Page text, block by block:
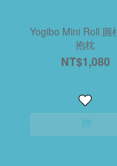
Yogibo Mini Roll 圓柱小型
抱枕
NT$1,080